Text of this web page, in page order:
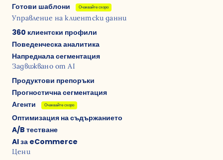
Готови шаблони
Очаквайте скоро
Управление на клиентски данни
360 клиентски профили
Поведенческа аналитика
Напреднала сегментация
Задвижвано от AI
Продуктови препоръки
Прогностична сегментация
Агенти
Очаквайте скоро
Оптимизация на съдържанието
A/B тестване
AI за eCommerce
Цени